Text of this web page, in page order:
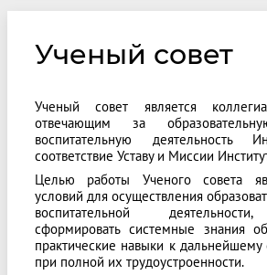
Ученый совет
Ученый совет является
отвечающим за
воспитательную деятельность
соответствие Уставу и Миссии
Целью работы Ученого совета
условий для осуществления
воспитательной
сформировать системные знания
практические навыки к
при полной их трудоустроенности.